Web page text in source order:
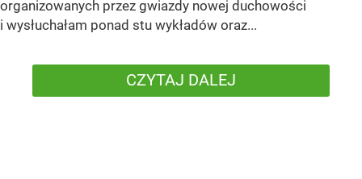
organizowanych przez gwiazdy nowej duchowości
i wysłuchałam ponad stu wykładów oraz...
CZYTAJ DALEJ